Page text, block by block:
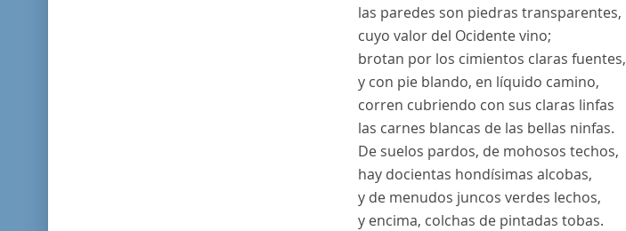
las paredes son piedras transparentes,
cuyo valor del Ocidente vino;
brotan por los cimientos claras fuentes,
y con pie blando, en líquido camino,
corren cubriendo con sus claras linfas
las carnes blancas de las bellas ninfas.
De suelos pardos, de mohosos techos,
hay docientas hondísimas alcobas,
y de menudos juncos verdes lechos,
y encima, colchas de pintadas tobas.